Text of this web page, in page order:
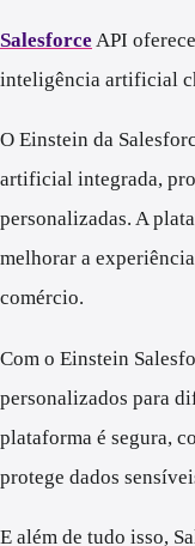
Salesforce API
inteligência artificial
O Einstein da
artificial integrada,
personalizadas. A
melhorar a
comércio.
Com o Einstein
personalizados para
plataforma é segura,
protege dados
E além de tudo isso,